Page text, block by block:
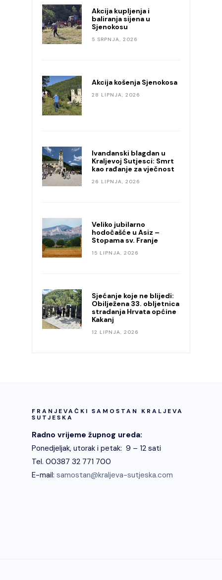
Akcija kupljenja i
baliranja sijena u
Sjenokosu
5 SRPNJA, 2026
Akcija košenja Sjenokosa
28 LIPNJA, 2026
Ivandanski blagdan u
Kraljevoj Sutjesci: Smrt
kao rađanje za vječnost
26 LIPNJA, 2026
Veliko jubilarno
hodočašće u Asiz –
Stopama sv. Franje
15 LIPNJA, 2026
Sjećanje koje ne blijedi:
Obilježena 33. obljetnica
stradanja Hrvata općine
Kakanj
12 LIPNJA, 2026
FRANJEVAČKI SAMOSTAN KRALJEVA
SUTJESKA
Radno vrijeme župnog ureda:
Ponedjeljak, utorak i petak: 9 – 12 sati
Tel. 00387 32 771 700
E-mail: samostan@kraljeva-sutjeska.com